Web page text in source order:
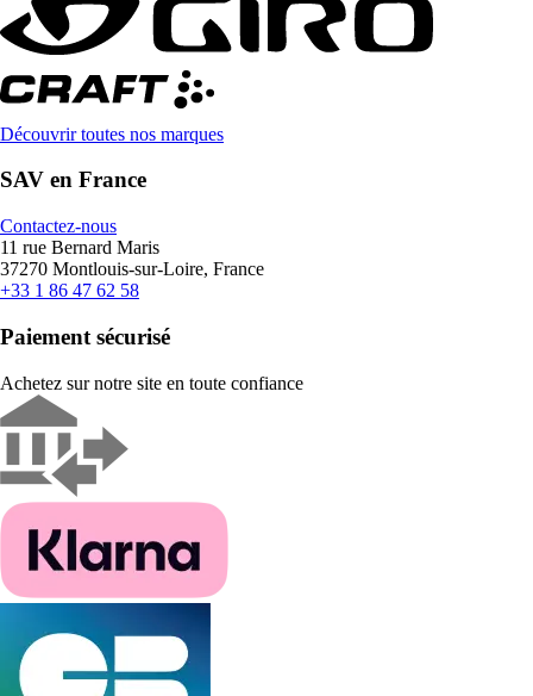
Découvrir toutes nos marques
SAV en France
Contactez-nous
11 rue Bernard Maris
37270 Montlouis-sur-Loire, France
+33 1 86 47 62 58
Paiement sécurisé
Achetez sur notre site en toute confiance